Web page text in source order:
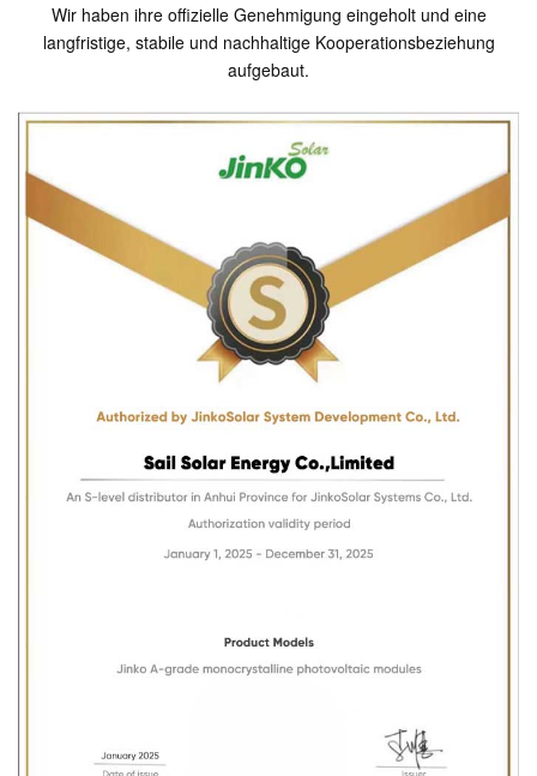
Wir haben ihre offizielle Genehmigung eingeholt und eine
langfristige, stabile und nachhaltige Kooperationsbeziehung
aufgebaut.